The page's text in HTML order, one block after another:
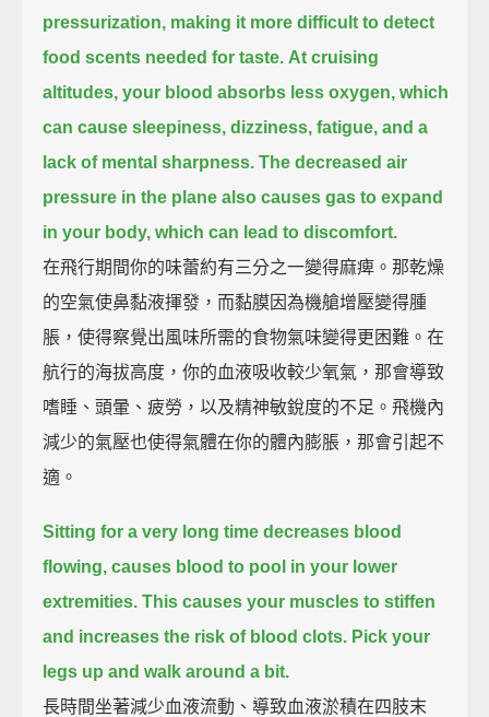
pressurization, making it more difficult to detect
food scents needed for taste. At cruising
altitudes, your blood absorbs less oxygen, which
can cause sleepiness, dizziness, fatigue, and a
lack of mental sharpness. The decreased air
pressure in the plane also causes gas to expand
in your body, which can lead to discomfort.
在飛行期間你的味蕾約有三分之一變得麻痺。那乾燥
的空氣使鼻黏液揮發，而黏膜因為機艙增壓變得腫
脹，使得察覺出風味所需的食物氣味變得更困難。在
航行的海拔高度，你的血液吸收較少氧氣，那會導致
嗜睡、頭暈、疲勞，以及精神敏銳度的不足。飛機內
減少的氣壓也使得氣體在你的體內膨脹，那會引起不
適。
Sitting for a very long time decreases blood
flowing, causes blood to pool in your lower
extremities. This causes your muscles to stiffen
and increases the risk of blood clots. Pick your
legs up and walk around a bit.
長時間坐著減少血液流動、導致血液淤積在四肢末